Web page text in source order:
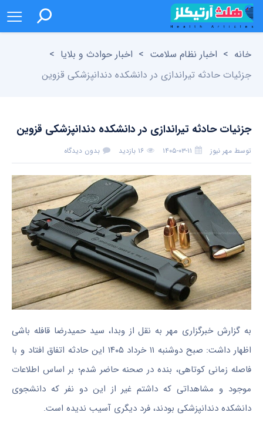
خانه > اخبار نظام سلامت > اخبار حوادث و بلایا >
جزئیات حادثه تیراندازی در دانشکده دندانپزشکی قزوین
جزئیات حادثه تیراندازی در دانشکده دندانپزشکی قزوین
توسط مهر نیوز ۱۴۰۵-۰۳-۱۱ ۱۶ بازدید بدون دیدگاه
به گزارش خبرگزاری مهر به نقل از وبدا، سید حمیدرضا قافله باشی
اظهار داشت: صبح دوشنبه ۱۱ خرداد ۱۴۰۵ این حادثه اتفاق افتاد و با
فاصله زمانی کوتاهی، بنده در صحنه حاضر شدم؛ بر اساس اطلاعات
موجود و مشاهداتی که داشتم غیر از این دو نفر که دانشجوی
دانشکده دندانپزشکی بودند، فرد دیگری آسیب ندیده است.